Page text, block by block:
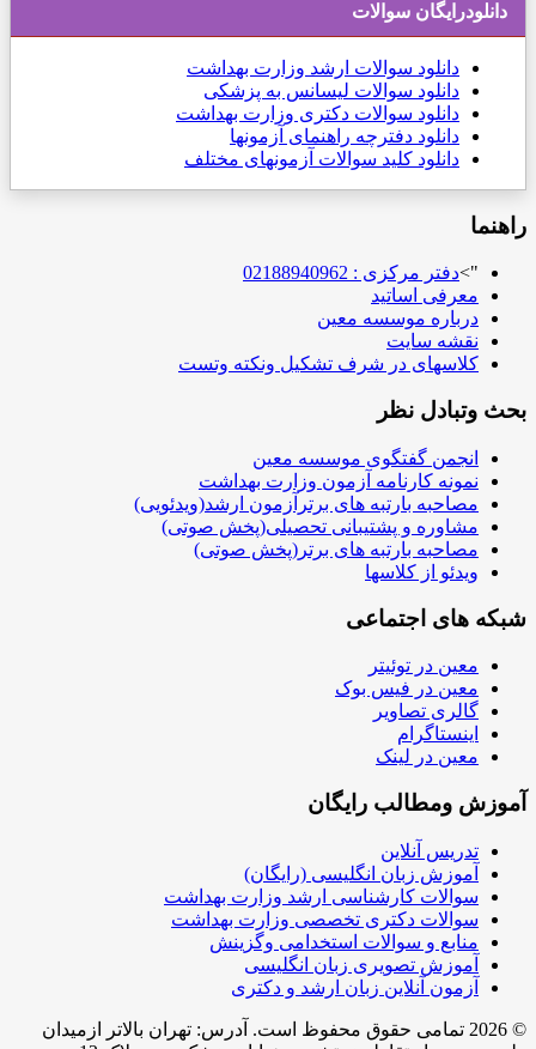
دانلودرایگان سوالات
دانلود سوالات ارشد وزارت بهداشت
دانلود سوالات لیسانس به پزشکی
دانلود سوالات دکتری وزارت بهداشت
دانلود دفترچه راهنمای آزمونها
دانلود کلید سوالات آزمونهای مختلف
راهنما
">دفتر مرکزی : 02188940962
معرفی اساتید
درباره موسسه معین
نقشه سایت
کلاسهای در شرف تشکیل ونکته وتست
بحث وتبادل نظر
انجمن گفتگوی موسسه معین
نمونه کارنامه آزمون وزارت بهداشت
مصاحبه بارتبه های برترآزمون ارشد(ویدئویی)
مشاوره و پشتیبانی تحصیلی(پخش صوتی)
مصاحبه بارتبه های برتر(پخش صوتی)
ویدئو از کلاسها
شبکه های اجتماعی
معین در توئیتر
معین در فیس بوک
گالری تصاویر
اینستاگرام
معین در لینک
آموزش ومطالب رایگان
تدریس آنلاین
آموزش زبان انگلیسی (رایگان)
سوالات کارشناسی ارشد وزارت بهداشت
سوالات دکتری تخصصی وزارت بهداشت
منابع و سوالات استخدامی وگزینش
آموزش تصویری زبان انگلیسی
آزمون آنلاین زبان ارشد و دکتری
© 2026 تمامی حقوق محفوظ است. آدرس:‌ تهران بالاتر ازمیدان